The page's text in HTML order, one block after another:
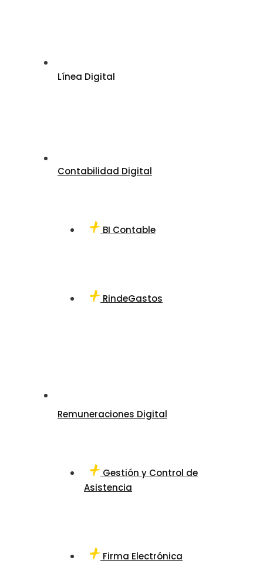
Línea Digital
Contabilidad Digital
BI Contable
RindeGastos
Remuneraciones Digital
Gestión y Control de
Asistencia
Firma Electrónica